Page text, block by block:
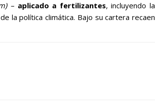
– aplicado a fertilizantes, incluyendo la
la política climática. Bajo su cartera recaen